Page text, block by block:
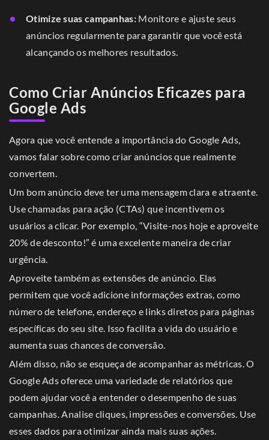
Otimize suas campanhas:Monitore e ajuste seus
anúncios regularmente para garantir que você está
alcançando os melhores resultados.
Como Criar Anúncios Eficazes para
Google Ads
Agora que você entende a importância do Google Ads,
vamos falar sobre como criar anúncios que realmente
convertem.
Um bom anúncio deve ter uma mensagem clara e atraente.
Use chamadas para ação (CTAs) que incentivem os
usuários a clicar. Por exemplo, “Visite-nos hoje e aproveite
20% de desconto!” é uma excelente maneira de criar
urgência.
Aproveite também as extensões de anúncio. Elas
permitem que você adicione informações extras, como
número de telefone, endereço e links diretos para páginas
específicas do seu site. Isso facilita a vida do usuário e
aumenta suas chances de conversão.
Além disso, não se esqueça de acompanhar as métricas. O
Google Ads oferece uma variedade de relatórios que
podem ajudar você a entender o desempenho de suas
campanhas. Analise cliques, impressões e conversões. Use
esses dados para otimizar ainda mais suas ações.